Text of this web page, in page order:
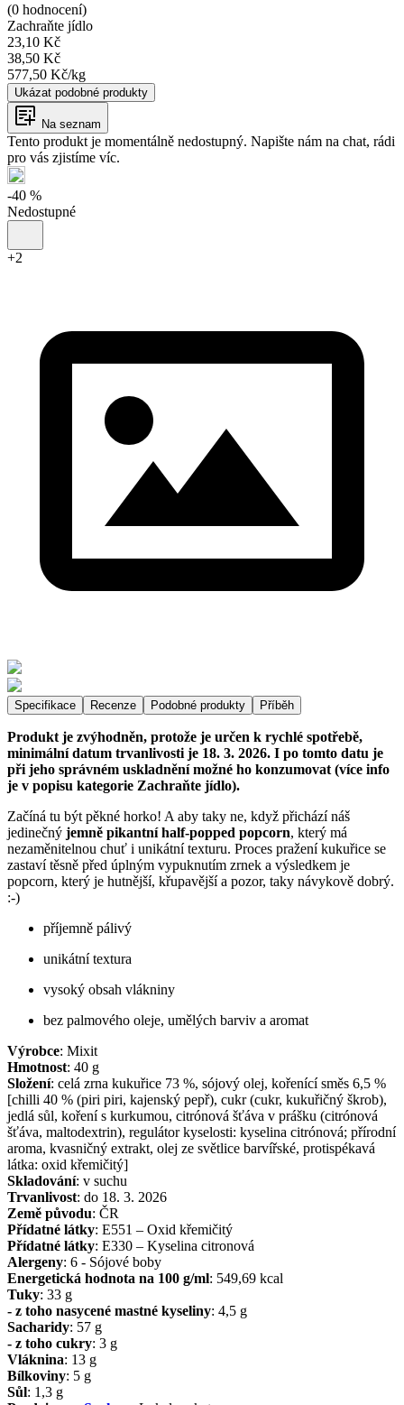
(0 hodnocení)
Zachraňte jídlo
23,10 Kč
38,50 Kč
577,50 Kč/kg
Ukázat podobné produkty
Na seznam
Tento produkt je momentálně nedostupný. Napište nám na chat, rádi
pro vás zjistíme víc.
-40 %
Nedostupné
+2
Specifikace Recenze Podobné produkty Příběh
Produkt je zvýhodněn, protože je určen k rychlé spotřebě,
minimální datum trvanlivosti je 18. 3. 2026. I po tomto datu je
při jeho správném uskladnění možné ho konzumovat (více info
je v popisu kategorie Zachraňte jídlo).
Začíná tu být pěkné horko! A aby taky ne, když přichází náš
jedinečný jemně pikantní half-popped popcorn, který má
nezaměnitelnou chuť i unikátní texturu. Proces pražení kukuřice se
zastaví těsně před úplným vypuknutím zrnek a výsledkem je
popcorn, který je hutnější, křupavější a pozor, taky návykově dobrý.
:-)
příjemně pálivý
unikátní textura
vysoký obsah vlákniny
bez palmového oleje, umělých barviv a aromat
Výrobce: Mixit
Hmotnost: 40 g
Složení: celá zrna kukuřice 73 %, sójový olej, kořenící směs 6,5 %
[chilli 40 % (piri piri, kajenský pepř), cukr (cukr, kukuřičný škrob),
jedlá sůl, koření s kurkumou, citrónová šťáva v prášku (citrónová
šťáva, maltodextrin), regulátor kyselosti: kyselina citrónová; přírodní
aroma, kvasničný extrakt, olej ze světlice barvířské, protispékavá
látka: oxid křemičitý]
Skladování: v suchu
Trvanlivost: do 18. 3. 2026
Země původu: ČR
Přídatné látky: E551 – Oxid křemičitý
Přídatné látky: E330 – Kyselina citronová
Alergeny: 6 - Sójové boby
Energetická hodnota na 100 g/ml: 549,69 kcal
Tuky: 33 g
- z toho nasycené mastné kyseliny: 4,5 g
Sacharidy: 57 g
- z toho cukry: 3 g
Vláknina: 13 g
Bílkoviny: 5 g
Sůl: 1,3 g